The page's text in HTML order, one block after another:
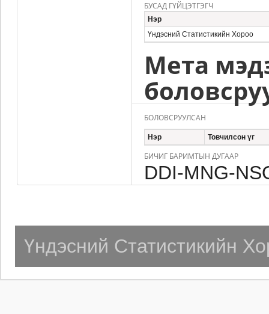
БУСАД ГҮЙЦЭТГЭГЧ
Нэр
Үндэсний Статистикийн Хороо
Мета
БОЛОВСРУУЛСАН
Нэр Товчилсон үг
БИЧИГ БАРИМТЫН ДУГААР
DDI-MNG-
Үндэсний Статистикийн